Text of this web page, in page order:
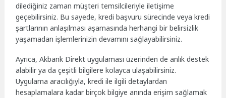
dilediğiniz zaman müşteri temsilcileriyle iletişime
geçebilirsiniz. Bu sayede, kredi başvuru sürecinde veya kredi
şartlarının anlaşılması aşamasında herhangi bir belirsizlik
yaşamadan işlemlerinizin devamını sağlayabilirsiniz.
Ayrıca, Akbank Direkt uygulaması üzerinden de anlık destek
alabilir ya da çeşitli bilgilere kolayca ulaşabilirsiniz.
Uygulama aracılığıyla, kredi ile ilgili detaylardan
hesaplamalara kadar birçok bilgiye anında erişim sağlamak